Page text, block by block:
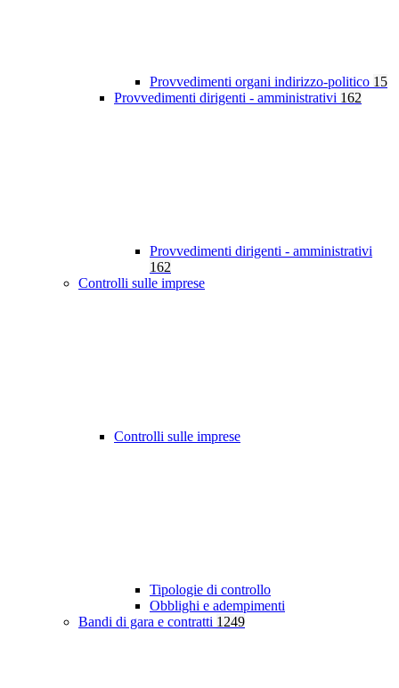
Provvedimenti organi indirizzo-politico 15
Provvedimenti dirigenti - amministrativi 162
Provvedimenti dirigenti - amministrativi
162
Controlli sulle imprese
Controlli sulle imprese
Tipologie di controllo
Obblighi e adempimenti
Bandi di gara e contratti 1249